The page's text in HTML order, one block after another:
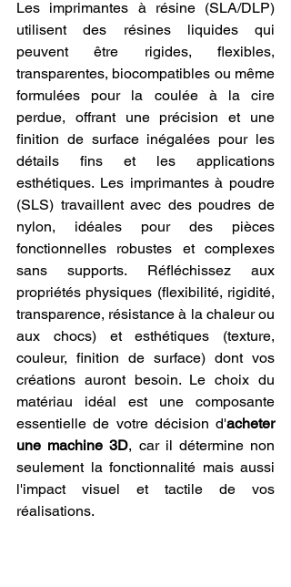
Les imprimantes à résine (SLA/DLP)
utilisent des résines liquides qui
peuvent être rigides, flexibles,
transparentes, biocompatibles ou même
formulées pour la coulée à la cire
perdue, offrant une précision et une
finition de surface inégalées pour les
détails fins et les applications
esthétiques. Les imprimantes à poudre
(SLS) travaillent avec des poudres de
nylon, idéales pour des pièces
fonctionnelles robustes et complexes
sans supports. Réfléchissez aux
propriétés physiques (flexibilité, rigidité,
transparence, résistance à la chaleur ou
aux chocs) et esthétiques (texture,
couleur, finition de surface) dont vos
créations auront besoin. Le choix du
matériau idéal est une composante
essentielle de votre décision d'acheter
une machine 3D, car il détermine non
seulement la fonctionnalité mais aussi
l'impact visuel et tactile de vos
réalisations.